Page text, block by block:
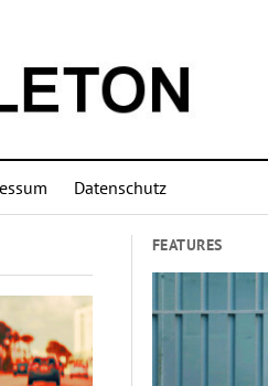
Datenschutz
FEATURES